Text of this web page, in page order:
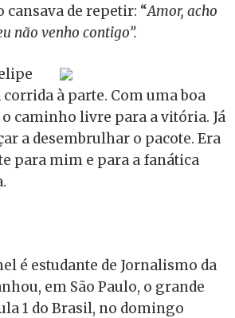
cansava de repetir: “Amor, acho
não venho contigo”.
à parte. Com uma boa
caminho livre para a vitória. Já
a desembrulhar o pacote. Era
para mim e para a fanática
é estudante de Jornalismo da
em São Paulo, o grande
1 do Brasil, no domingo